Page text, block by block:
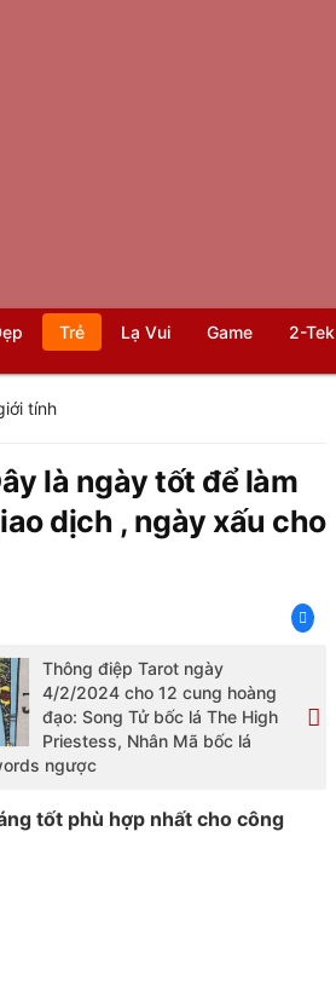
Trẻ Lạ Vui Game 2-Tek
tính
là ngày tốt để làm
dịch , ngày xấu cho
Thông điệp Tarot ngày
4/2/2024 cho 12 cung hoàng
đạo: Song Tử bốc lá The High
Priestess, Nhân Mã bốc lá
ngược
tốt phù hợp nhất cho công